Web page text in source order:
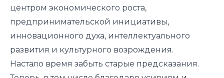
центром экономического роста,
предпринимательской инициативы,
инновационного духа, интеллектуального
развития и культурного возрождения.
Настало время забыть старые предсказания.